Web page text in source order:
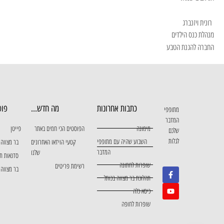
רונית ויזנברג
מנהלת כנס הילדים
החברה להגנת הטבע
מתופפי
המדבר
שלכם
לגלות
כתבות אחרונות
מימונה
השבוע שהיה עם מתופפי
המדבר
שופרות לחתונה
תהלוכת בר מצווה בכותל
כיסא כלה
שופרות לחופה
מה חדש...
הפוסטים הכי חמים באתר
קטעי הוידאו האחרונים
שלנו
רשימת פריטים
פייטן
בר
סדנאות
בר